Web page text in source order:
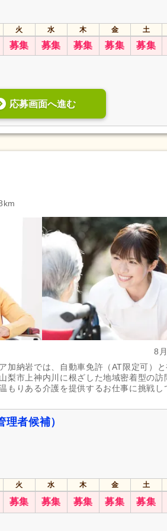
火 水 木 金
土
募集 募集 募集 募集 募集
応募画面へ進む
8
加納岩では、自動車免許（AT限定可）
梨市上神内川に根ざした地域密着型の訪
もりある介護を提供するお仕事に挑戦し
者候補）
火 水 木 金
土
募集 募集 募集 募集 募集